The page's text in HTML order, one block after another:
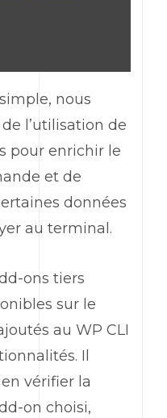
nous
l’utilisation de
pour enrichir le
et de
données
au terminal.
ons tiers
sur le
au WP CLI
Il
vérifier la
on choisi,